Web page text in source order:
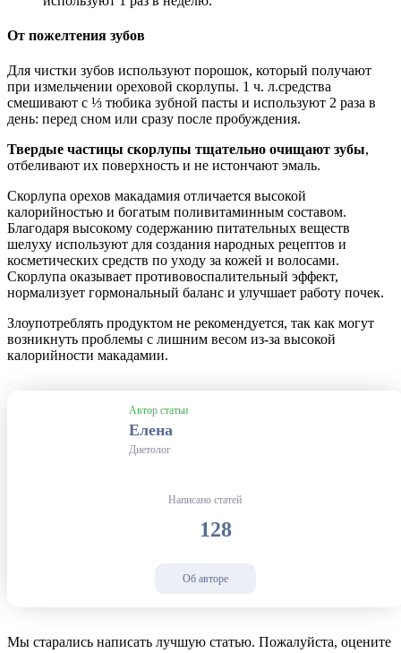
От пожелтения зубов
Для чистки зубов используют порошок, который получают
при измельчении ореховой скорлупы. 1 ч. л.средства
смешивают с ⅓ тюбика зубной пасты и используют 2 раза в
день: перед сном или сразу после пробуждения.
Твердые частицы скорлупы тщательно очищают зубы,
отбеливают их поверхность и не истончают эмаль.
Скорлупа орехов макадамия отличается высокой
калорийностью и богатым поливитаминным составом.
Благодаря высокому содержанию питательных веществ
шелуху используют для создания народных рецептов и
косметических средств по уходу за кожей и волосами.
Скорлупа оказывает противовоспалительный эффект,
нормализует гормональный баланс и улучшает работу почек.
Злоупотреблять продуктом не рекомендуется, так как могут
возникнуть проблемы с лишним весом из-за высокой
калорийности макадамии.
Автор статьи
Елена
Диетолог
Написано статей
128
Об авторе
Мы старались написать лучшую статью. Пожалуйста, оцените